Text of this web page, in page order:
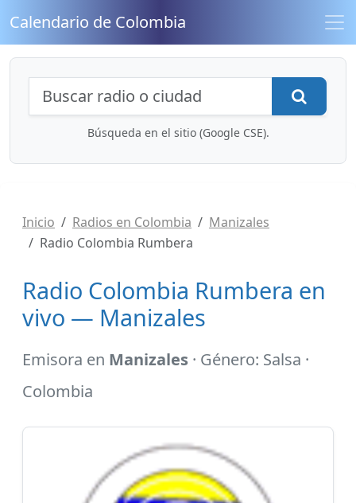
Calendario de Colombia
Búsqueda de radios y contenidos
Búsqueda en el sitio (Google CSE).
Inicio Radios en Colombia
Manizales
Radio Colombia Rumbera
Radio Colombia Rumbera en
vivo — Manizales
Emisora en Manizales · Género: Salsa ·
Colombia